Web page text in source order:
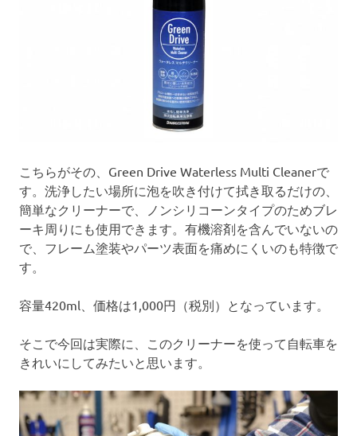
こちらがその、Green Drive Waterless Multi Cleanerで
す。洗浄したい場所に泡を吹き付けて拭き取るだけの、
簡単なクリーナーで、ノンシリコーンタイプのためブレ
ーキ周りにも使用できます。有機溶剤を含んでいないの
で、フレーム塗装やパーツ表面を痛めにくいのも特徴で
す。
容量420ml、価格は1,000円（税別）となっています。
そこで今回は実際に、このクリーナーを使って自転車を
きれいにしてみたいと思います。